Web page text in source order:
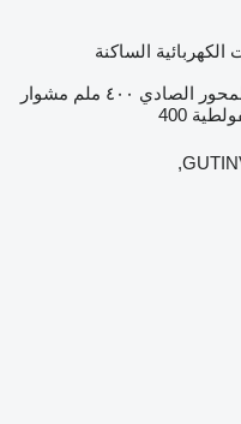
الساكنة
الصادي ٤٠٠ ملم
مشوار
400